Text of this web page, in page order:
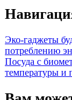
Эко-гаджеты
потреблению
Посуда с
температуры и